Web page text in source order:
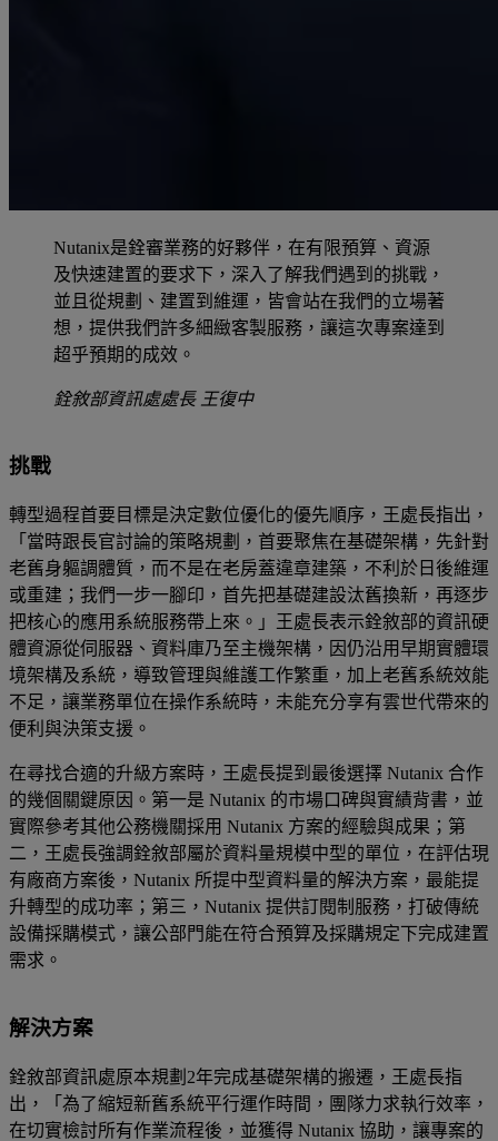
Nutanix是銓審業務的好夥伴，在有限預算、資源
及快速建置的要求下，深入了解我們遇到的挑戰，
並且從規劃、建置到維運，皆會站在我們的立場著
想，提供我們許多細緻客製服務，讓這次專案達到
超乎預期的成效。
銓敘部資訊處處長 王復中
挑戰
轉型過程首要目標是決定數位優化的優先順序，王處長指出，
「當時跟長官討論的策略規劃，首要聚焦在基礎架構，先針對
老舊身軀調體質，而不是在老房蓋違章建築，不利於日後維運
或重建；我們一步一腳印，首先把基礎建設汰舊換新，再逐步
把核心的應用系統服務帶上來。」王處長表示銓敘部的資訊硬
體資源從伺服器、資料庫乃至主機架構，因仍沿用早期實體環
境架構及系統，導致管理與維護工作繁重，加上老舊系統效能
不足，讓業務單位在操作系統時，未能充分享有雲世代帶來的
便利與決策支援。
在尋找合適的升級方案時，王處長提到最後選擇 Nutanix 合作
的幾個關鍵原因。第一是 Nutanix 的市場口碑與實績背書，並
實際參考其他公務機關採用 Nutanix 方案的經驗與成果；第
二，王處長強調銓敘部屬於資料量規模中型的單位，在評估現
有廠商方案後，Nutanix 所提中型資料量的解決方案，最能提
升轉型的成功率；第三，Nutanix 提供訂閱制服務，打破傳統
設備採購模式，讓公部門能在符合預算及採購規定下完成建置
需求。
解決方案
銓敘部資訊處原本規劃2年完成基礎架構的搬遷，王處長指
出，「為了縮短新舊系統平行運作時間，團隊力求執行效率，
在切實檢討所有作業流程後，並獲得 Nutanix 協助，讓專案的